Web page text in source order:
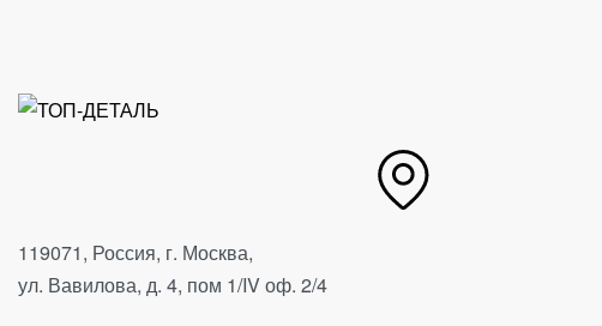
119071, Россия, г. Москва,
ул. Вавилова, д. 4, пом 1/IV оф. 2/4